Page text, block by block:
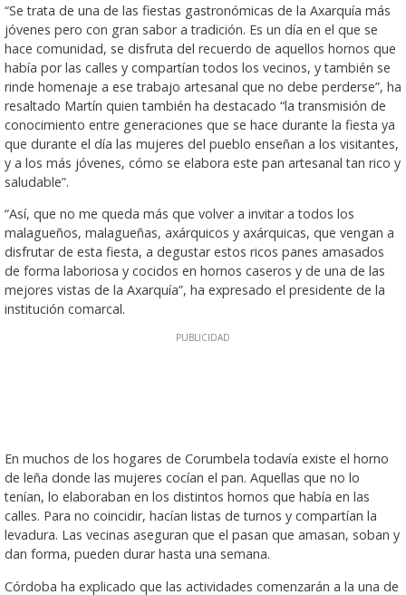
“Se trata de una de las fiestas gastronómicas de la Axarquía más
jóvenes pero con gran sabor a tradición. Es un día en el que se
hace comunidad, se disfruta del recuerdo de aquellos hornos que
había por las calles y compartían todos los vecinos, y también se
rinde homenaje a ese trabajo artesanal que no debe perderse”, ha
resaltado Martín quien también ha destacado “la transmisión de
conocimiento entre generaciones que se hace durante la fiesta ya
que durante el día las mujeres del pueblo enseñan a los visitantes,
y a los más jóvenes, cómo se elabora este pan artesanal tan rico y
saludable”.
“Así, que no me queda más que volver a invitar a todos los
malagueños, malagueñas, axárquicos y axárquicas, que vengan a
disfrutar de esta fiesta, a degustar estos ricos panes amasados
de forma laboriosa y cocidos en hornos caseros y de una de las
mejores vistas de la Axarquía”, ha expresado el presidente de la
institución comarcal.
En muchos de los hogares de Corumbela todavía existe el horno
de leña donde las mujeres cocían el pan. Aquellas que no lo
tenían, lo elaboraban en los distintos hornos que había en las
calles. Para no coincidir, hacían listas de turnos y compartían la
levadura. Las vecinas aseguran que el pasan que amasan, soban y
dan forma, pueden durar hasta una semana.
Córdoba ha explicado que las actividades comenzarán a la una de